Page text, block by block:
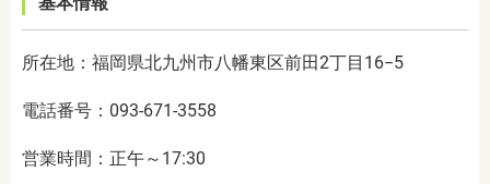
所在地：福岡県北九州市八幡東区前田2丁目16−5
電話番号：093-671-3558
営業時間：正午～17:30